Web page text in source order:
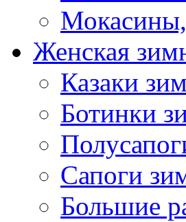
Женская
Казаки
Ботинки
Сапоги
Большие